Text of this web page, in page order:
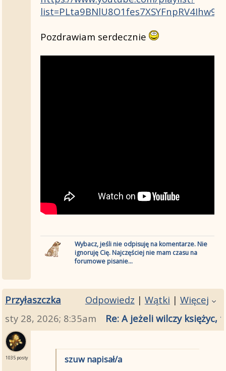
Pozdrawiam serdecznie
Wybacz, jeśli nie odpisuję na komentarze. Nie
ignoruję Cię. Najczęściej nie mam czasu na
forumowe pisanie...
Przyłaszczka Odpowiedz | Wątki | Więcej
sty 28, 2026; 8:35am
Re: A jeżeli wilczy
1035 posty szuw napisał/a